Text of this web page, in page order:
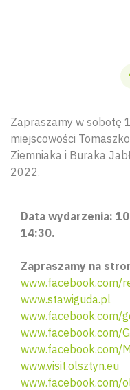
Zapraszamy w sobotę
miejscowości
Ziemniaka i Buraka
2022.
Data wydarzenia:
14:30.
Zapraszamy na
www.facebook.com/
www.stawiguda.pl
www.facebook.com/
www.facebook.com/
www.facebook.com/
www.visit.olsztyn.eu
www.facebook.com/